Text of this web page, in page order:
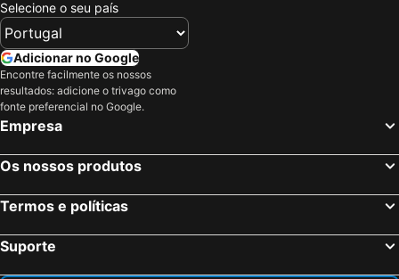
Selecione o seu país
Adicionar no Google
Encontre facilmente os nossos
resultados: adicione o trivago como
fonte preferencial no Google.
Empresa
Os nossos produtos
Termos e políticas
Suporte